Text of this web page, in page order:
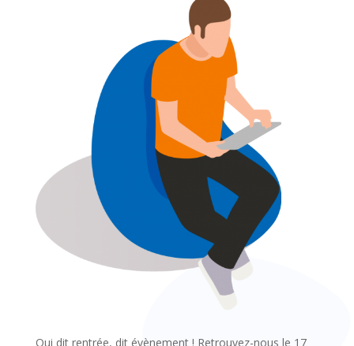
Qui dit rentrée, dit évènement ! Retrouvez-nous le 17